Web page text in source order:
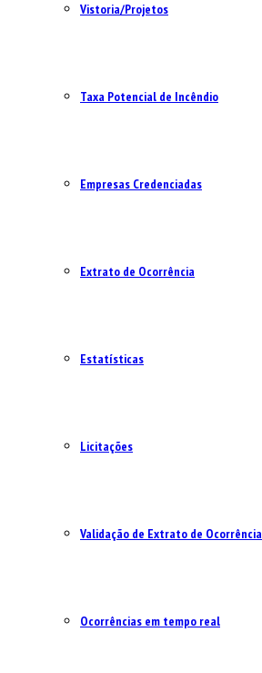
Vistoria/Projetos
Taxa Potencial de Incêndio
Empresas Credenciadas
Extrato de Ocorrência
Estatísticas
Licitações
Validação de Extrato de Ocorrência
Ocorrências em tempo real